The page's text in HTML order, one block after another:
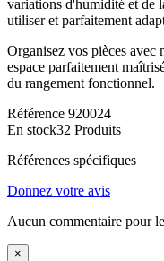
variations d'humidité et de
utiliser et parfaitement
Organisez vos pièces avec
espace parfaitement
du rangement fonctionnel.
Référence 920024
En stock32 Produits
Références spécifiques
Donnez votre avis
Aucun commentaire pour
×